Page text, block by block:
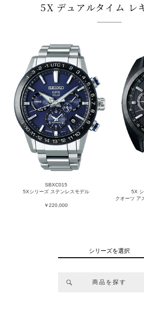
5X デュアルタイム レ
SBXC015
5Xシリーズ ステンレスモデル
￥220,000
5X
クオーツ ア
シリーズを選択
商品を探す